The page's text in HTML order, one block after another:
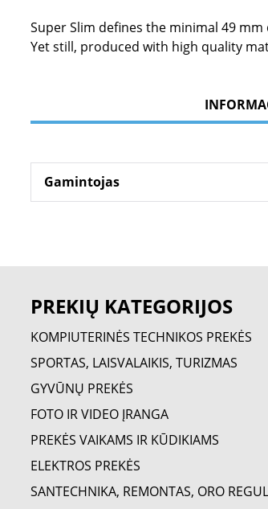
Super Slim defines the minimal 49
Yet still, produced with high quality
Gamintojas
PREKIŲ KATEGORIJOS
KOMPIUTERINĖS TECHNIKOS PREKĖS
SPORTAS, LAISVALAIKIS, TURIZMAS
GYVŪNŲ PREKĖS
SANTECHNIKA, REMONTAS, ORO
FOTO IR VIDEO ĮRANGA
PREKĖS VAIKAMS IR KŪDIKIAMS
ELEKTROS PREKĖS